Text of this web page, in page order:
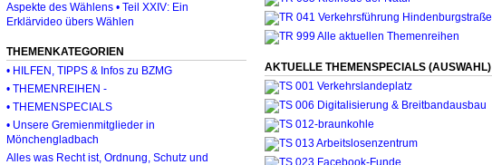
Aspekte des Wählens • Teil XXIV: Ein
Erklärvideo übers Wählen
THEMENKATEGORIEN
• HILFEN, TIPPS & Infos zu BZMG
• THEMENREIHEN -
• THEMENSPECIALS
• Unsere Gremienmitglieder in
Mönchengladbach
Alles was Recht ist, Ordnung, Schutz und
AKTUELLE THEMENSPECIALS (AUSWAHL)